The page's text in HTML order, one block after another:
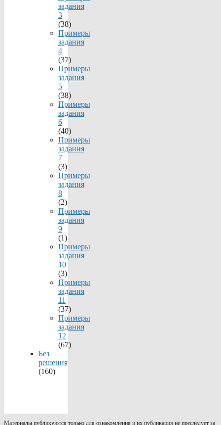
задания
3
(38)
Примеры
задания
4
(37)
Примеры
задания
5
(38)
Примеры
задания
6
(40)
Примеры
задания
7
(3)
Примеры
задания
8
(2)
Примеры
задания
9
(1)
Примеры
задания
10
(3)
Примеры
задания
11
(37)
Примеры
задания
12
(67)
Без
решения
(160)
Материалы публикуются только для ознакомления и их публикация не преследует за